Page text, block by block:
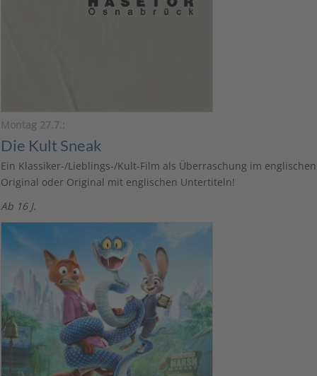
Montag 27.7.:
Die Kult Sneak
Ein Klassiker-/Lieblings-/Kult-Film als Überraschung im englischen
Original oder Original mit englischen Untertiteln!
Ab 16 J.